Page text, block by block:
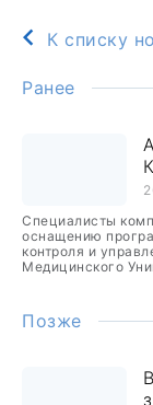
К списку
Ранее
Специалисты
оснащению
контроля и
Медицинского
Позже